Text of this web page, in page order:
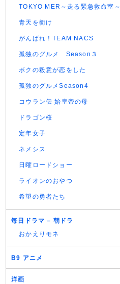
TOKYO MER～走る緊急救命室～
青天を衝け
がんばれ！TEAM NACS
孤独のグルメ Season３
ボクの殺意が恋をした
孤独のグルメSeason4
コウラン伝 始皇帝の母
ドラゴン桜
定年女子
ネメシス
日曜ロードショー
ライオンのおやつ
希望の勇者たち
毎日ドラマ – 朝ドラ
おかえりモネ
B9 アニメ
洋画